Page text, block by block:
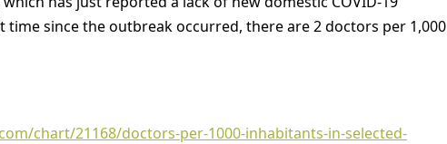
since the outbreak occurred, there are 2 doctors per 1,000
chart/21168/doctors-per-1000-inhabitants-in-selected-